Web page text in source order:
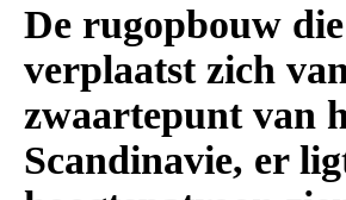
De rugopbouw
verplaatst zich
zwaartepunt van
Scandinavie, er